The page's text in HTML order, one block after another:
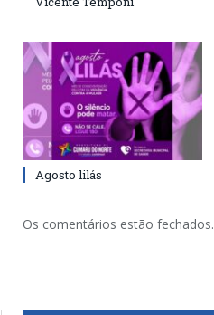
Agosto lilás
Os comentários estão fechados.